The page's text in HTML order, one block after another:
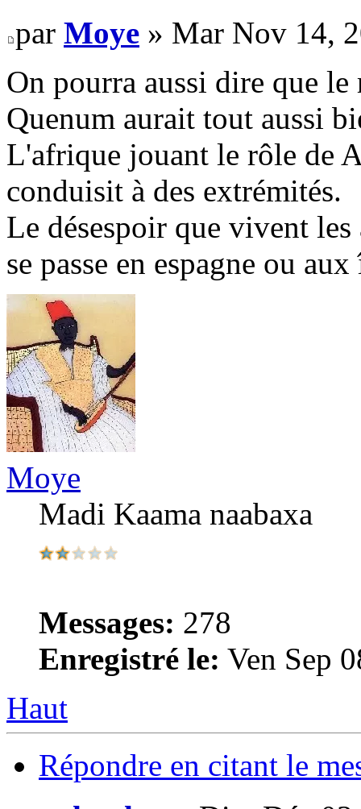
par Moye » Mar Nov 14,
On pourra aussi dire que
Quenum aurait tout aussi
L'afrique jouant le rôle de
conduisit à des extrémités.
Le désespoir que vivent
se passe en espagne ou
Moye
Madi Kaama naabaxa
Messages: 278
Enregistré le: Ven Sep
Haut
Répondre en citant le